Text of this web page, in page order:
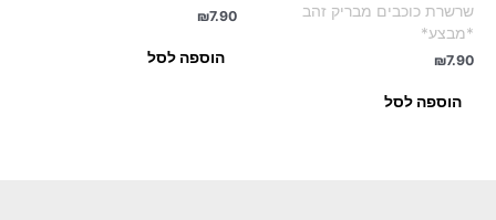
שרשרת כוכבים מבריק זהב
*מבצע*
₪7.90
הוספה לסל
₪7.90
הוספה לסל